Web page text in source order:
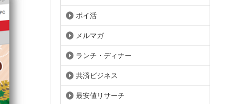
ポイ活
メルマガ
ランチ・ディナー
共済ビジネス
最安値リサーチ